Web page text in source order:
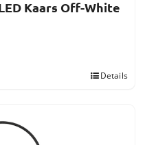
Kaars Off-White
Details